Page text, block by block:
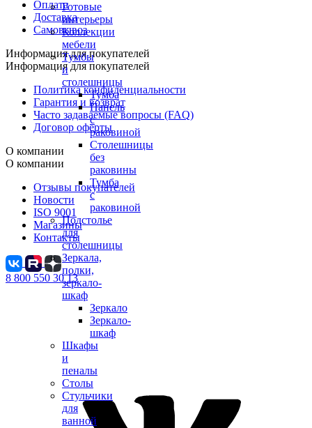
Готовые
интерьеры
Коллекции
мебели
Тумбы
и
столешницы
Тумба
Панель
с
раковиной
Столешницы
без
раковины
Тумба
с
раковиной
Подстолье
для
столешницы
Зеркала,
полки,
зеркало-
шкаф
Зеркало
Зеркало-
шкаф
Шкафы
и
пеналы
Столы
Стульчики
для
ванной
Оплата
Доставка
Самовывоз
Информация для покупателей
Информация для покупателей
Политика конфиденциальности
Гарантия и возврат
Часто задаваемые вопросы (FAQ)
Договор оферты
О компании
О компании
Отзывы покупателей
Новости
ISO 9001
Магазины
Контакты
8 800 550 30 13